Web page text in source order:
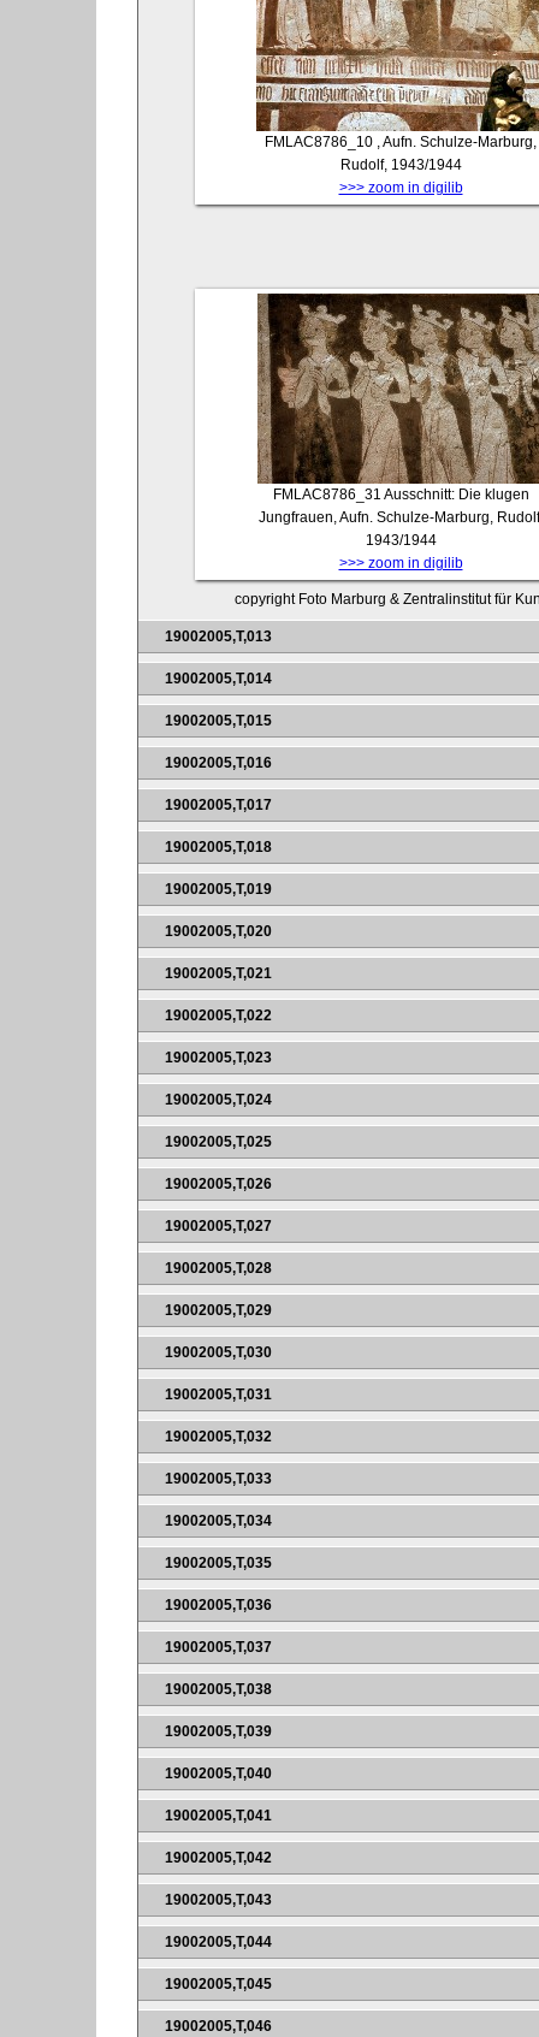
FMLAC8786_10 , Aufn. Schulze-Marburg,
Rudolf, 1943/1944
>>> zoom in digilib
FMLAC8786_31 Ausschnitt: Die klugen
Jungfrauen, Aufn. Schulze-Marburg,
1943/1944
>>> zoom in digilib
copyright Foto Marburg & Zentralinstitut für
19002005,T,013
19002005,T,014
19002005,T,015
19002005,T,016
19002005,T,017
19002005,T,018
19002005,T,019
19002005,T,020
19002005,T,021
19002005,T,022
19002005,T,023
19002005,T,024
19002005,T,025
19002005,T,026
19002005,T,027
19002005,T,028
19002005,T,029
19002005,T,030
19002005,T,031
19002005,T,032
19002005,T,033
19002005,T,034
19002005,T,035
19002005,T,036
19002005,T,037
19002005,T,038
19002005,T,039
19002005,T,040
19002005,T,041
19002005,T,042
19002005,T,043
19002005,T,044
19002005,T,045
19002005,T,046